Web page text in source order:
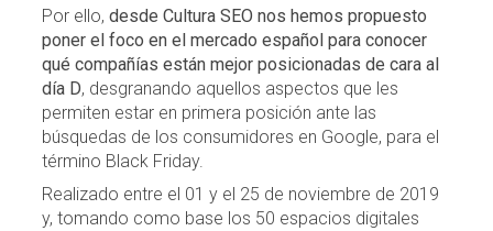
Por ello,desde Cultura SEO nos hemos propuesto
poner el foco en el mercado español para conocer
qué compañías están mejor posicionadas de cara al
día D, desgranando aquellos aspectos que les
permiten estar en primera posición ante las
búsquedas de los consumidores en Google, para el
término Black Friday.
Realizado entre el 01 y el 25 de noviembre de 2019
y, tomando como base los 50 espacios digitales